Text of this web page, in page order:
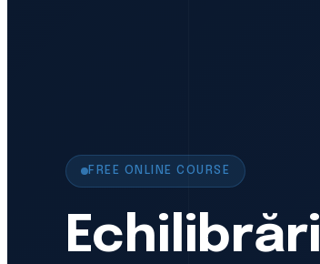
FREE ONLINE COURSE
Echilibrări